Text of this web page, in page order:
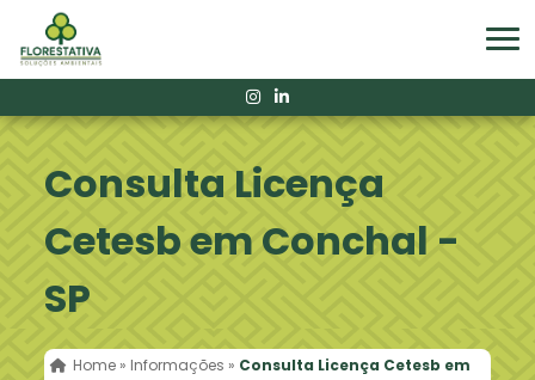
Consulta Licença
Cetesb em Conchal -
SP
Home » Informações » Consulta Licença Cetesb em